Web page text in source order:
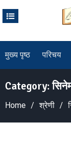
मुख्य पृष्ठ परिचय
Category:
Home श्रेणी